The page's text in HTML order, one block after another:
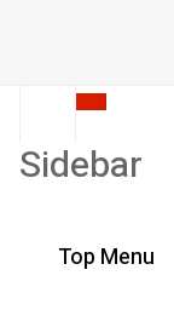
Sidebar
Top Menu